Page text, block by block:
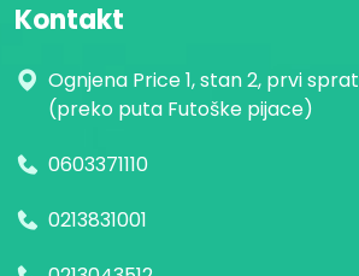
Kontakt
Ognjena Price 1, stan 2, prvi sprat
(preko puta Futoške pijace)
0603371110
0213831001